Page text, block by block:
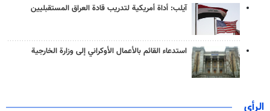
آيلب: أداة أمريكية لتدريب قادة العراق المستقبليين
استدعاء القائم بالأعمال الأوكراني إلى وزارة الخارجية
الرأي